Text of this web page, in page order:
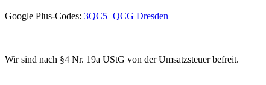
Google Plus-Codes: 3QC5+QCG Dresden
Wir sind nach §4 Nr. 19a UStG von der Umsatzsteuer befreit.